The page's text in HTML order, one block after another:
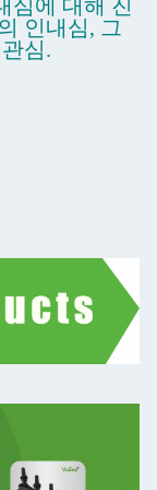
심에 대해 진
인내심, 그
심.